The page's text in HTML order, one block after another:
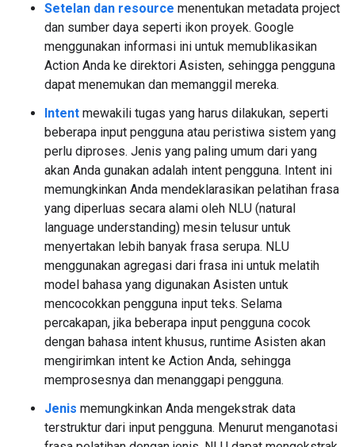
Setelan dan resource menentukan metadata project
dan sumber daya seperti ikon proyek. Google
menggunakan informasi ini untuk memublikasikan
Action Anda ke direktori Asisten, sehingga pengguna
dapat menemukan dan memanggil mereka.
Intent mewakili tugas yang harus dilakukan, seperti
beberapa input pengguna atau peristiwa sistem yang
perlu diproses. Jenis yang paling umum dari yang
akan Anda gunakan adalah intent pengguna. Intent ini
memungkinkan Anda mendeklarasikan pelatihan frasa
yang diperluas secara alami oleh NLU (natural
language understanding) mesin telusur untuk
menyertakan lebih banyak frasa serupa. NLU
menggunakan agregasi dari frasa ini untuk melatih
model bahasa yang digunakan Asisten untuk
mencocokkan pengguna input teks. Selama
percakapan, jika beberapa input pengguna cocok
dengan bahasa intent khusus, runtime Asisten akan
mengirimkan intent ke Action Anda, sehingga
memprosesnya dan menanggapi pengguna.
Jenis memungkinkan Anda mengekstrak data
terstruktur dari input pengguna. Menurut menganotasi